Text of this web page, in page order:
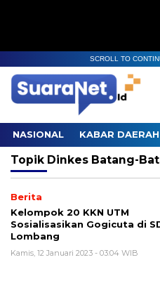
SCROLL TO
NASIONAL KABAR DAERAH
Topik Dinkes Batang-
Berita
Kelompok 20 KKN UTM
Sosialisasikan Gogicuta di
Lombang
Kamis, 12 Januari 2023 - 03:04 WIB